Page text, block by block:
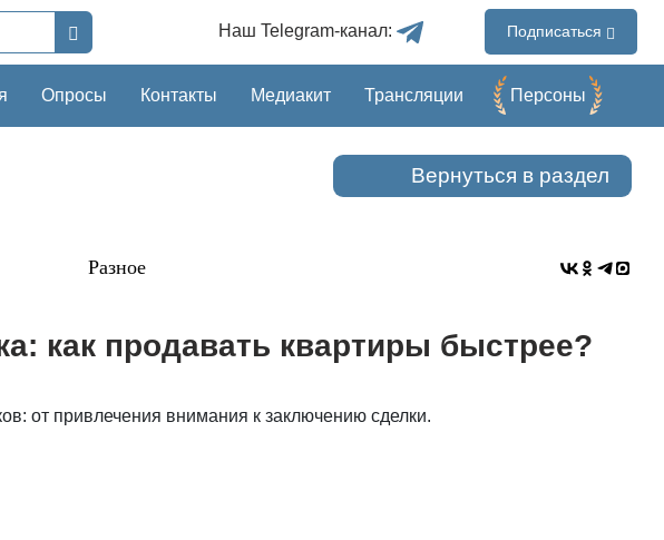
Наш Telegram-канал: Подписаться
Опросы Контакты Медиакит Трансляции Перcоны
Вернуться в раздел
Разное
как продавать квартиры быстрее?
от привлечения внимания к заключению сделки.